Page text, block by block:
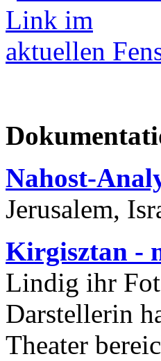
Nahost-
Jerusalem,
Kirgisztan -
Lindig ihr
Darstellerin
Theater